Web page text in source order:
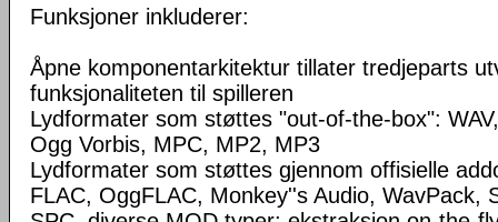
Funksjoner inkluderer:
Åpne komponentarkitektur tillater tredjeparts
funksjonaliteten til spilleren
Lydformater som støttes "out-of-the-box":
Ogg Vorbis, MPC, MP2, MP3
Lydformater som støttes gjennom offisielle
FLAC, OggFLAC, Monkey''s Audio, WavPack,